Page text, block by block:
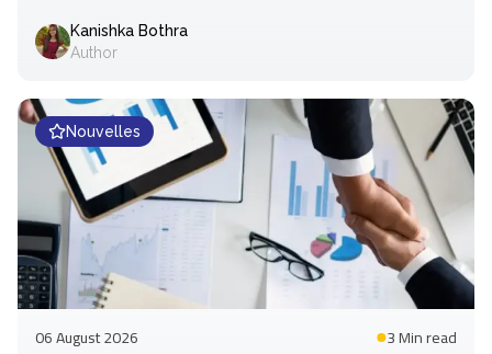
Kanishka Bothra
Author
Nouvelles
06 August 2026 3 Minread